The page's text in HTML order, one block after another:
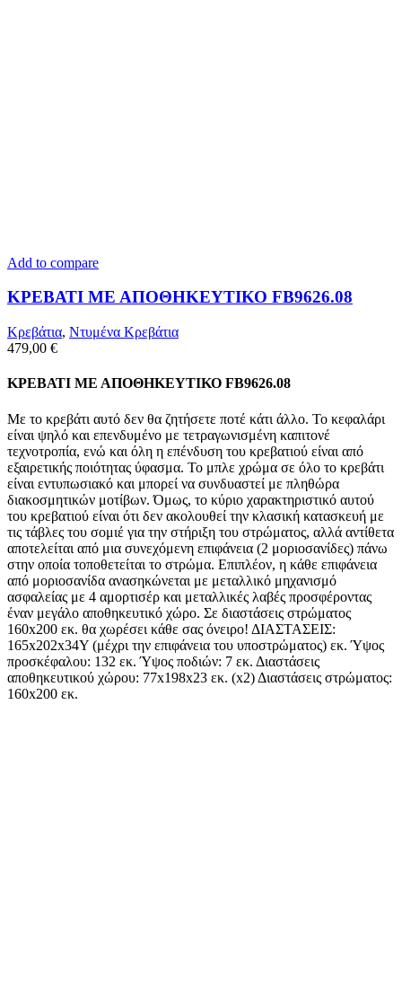
Add to compare
ΚΡΕΒΑΤΙ ΜΕ ΑΠΟΘΗΚΕΥΤΙΚΟ FB9626.08
Κρεβάτια, Ντυμένα Κρεβάτια
479,00 €
ΚΡΕΒΑΤΙ ΜΕ ΑΠΟΘΗΚΕΥΤΙΚΟ FB9626.08
Με το κρεβάτι αυτό δεν θα ζητήσετε ποτέ κάτι άλλο. Το κεφαλάρι
είναι ψηλό και επενδυμένο με τετραγωνισμένη καπιτονέ
τεχνοτροπία, ενώ και όλη η επένδυση του κρεβατιού είναι από
εξαιρετικής ποιότητας ύφασμα. Το μπλε χρώμα σε όλο το κρεβάτι
είναι εντυπωσιακό και μπορεί να συνδυαστεί με πληθώρα
διακοσμητικών μοτίβων. Όμως, το κύριο χαρακτηριστικό αυτού
του κρεβατιού είναι ότι δεν ακολουθεί την κλασική κατασκευή με
τις τάβλες του σομιέ για την στήριξη του στρώματος, αλλά αντίθετα
αποτελείται από μια συνεχόμενη επιφάνεια (2 μοριοσανίδες) πάνω
στην οποία τοποθετείται το στρώμα. Επιπλέον, η κάθε επιφάνεια
από μοριοσανίδα ανασηκώνεται με μεταλλικό μηχανισμό
ασφαλείας με 4 αμορτισέρ και μεταλλικές λαβές προσφέροντας
έναν μεγάλο αποθηκευτικό χώρο. Σε διαστάσεις στρώματος
160x200 εκ. θα χωρέσει κάθε σας όνειρο! ΔΙΑΣΤΑΣΕΙΣ:
165x202x34Υ (μέχρι την επιφάνεια του υποστρώματος) εκ. Ύψος
προσκέφαλου: 132 εκ. Ύψος ποδιών: 7 εκ. Διαστάσεις
αποθηκευτικού χώρου: 77x198x23 εκ. (x2) Διαστάσεις στρώματος:
160x200 εκ.